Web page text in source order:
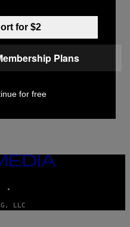
90 procent
všechny světové
LLC
for $2
Plans
for free